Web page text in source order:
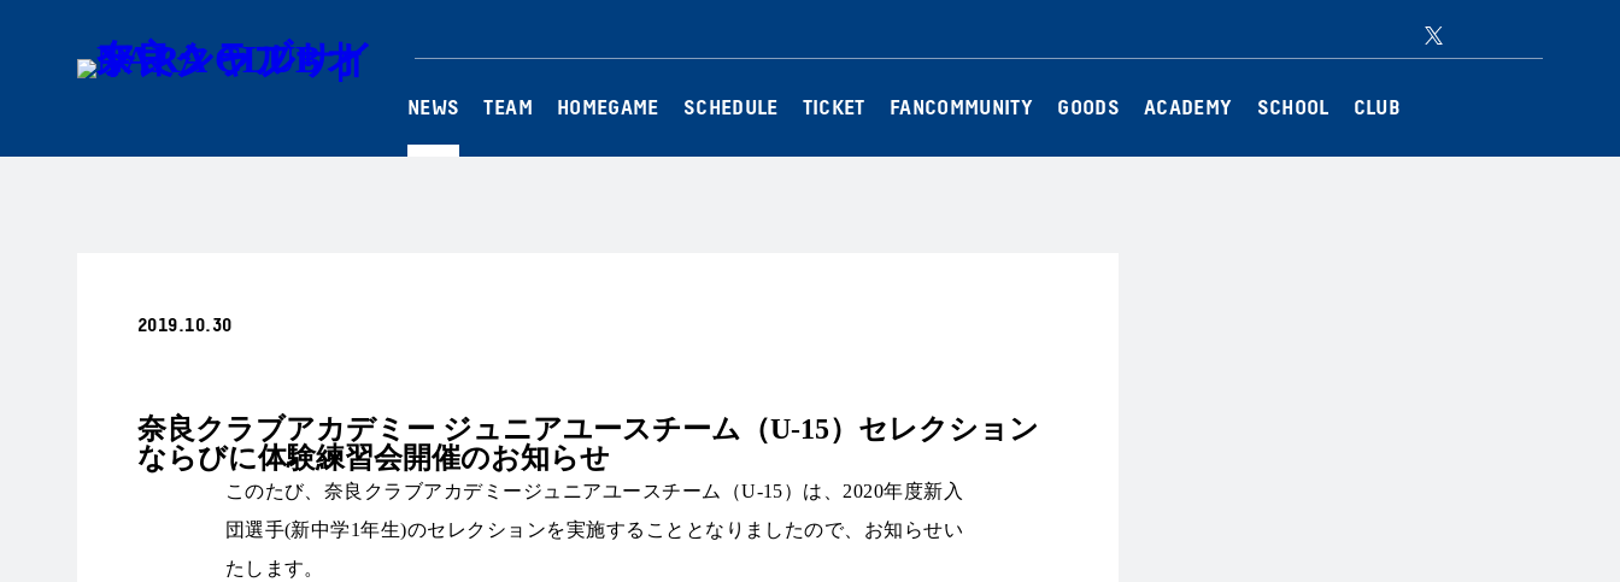
NEWS TEAM HOMEGAME SCHEDULE TICKET FANCOMMUNITY GOODS ACADEMY SCHOOL CLUB
2019.10.30
奈良クラブアカデミー ジュニアユースチーム（U-15）セレクション
ならびに体験練習会開催のお知らせ
このたび、奈良クラブアカデミージュニアユースチーム（U-15）は、2020年度新入
団選手(新中学1年生)のセレクションを実施することとなりましたので、お知らせい
たします。